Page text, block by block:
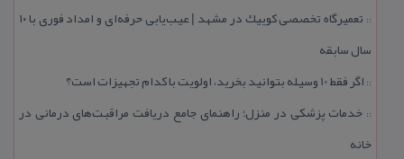
::
تعمیرگاه تخصصی كوییك در مشهد | عیب‌یابی حرفه‌ای و امداد فوری با ۱۰
سال سابقه
:: اگر فقط 10 وسیله بتوانید بخرید، اولویت با كدام تجهیزات است؟
:: خدمات پزشكی در منزل؛ راهنمای جامع دریافت مراقبت‌های درمانی در
خانه